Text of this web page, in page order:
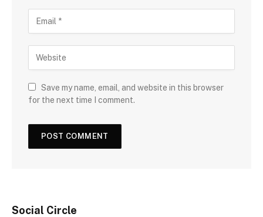
Save my name, email, and website in this browser
for the next time I comment.
Social Circle